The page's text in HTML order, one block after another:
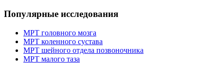
Популярные исследования
МРТ головного мозга
МРТ коленного сустава
МРТ шейного отдела позвоночника
МРТ малого таза